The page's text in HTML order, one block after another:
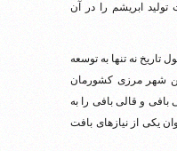
ابریشم را در آن
تاریخ نه تنها به توسعه
شهر مرزی کشورمان
و قالی بافی را به
یکی از نیازهای بافت